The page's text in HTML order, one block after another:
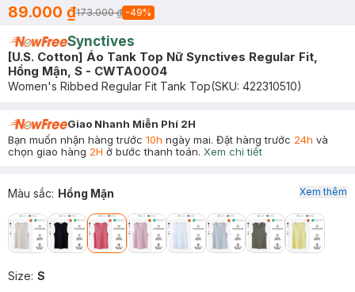
89.000 ₫173.000 ₫ -49%
Synctives
[U.S. Cotton] Áo Tank Top Nữ Synctives Regular Fit,
Hồng Mận, S - CWTA0004
Women's Ribbed Regular Fit Tank Top(SKU: 422310510)
Giao Nhanh Miễn Phí 2H
Bạn muốn nhận hàng trước 10h ngày mai. Đặt hàng trước 24h và
chọn giao hàng 2H ở bước thanh toán. Xem chi tiết
Màu sắc: Hồng Mận
Size: S
Xem thêm